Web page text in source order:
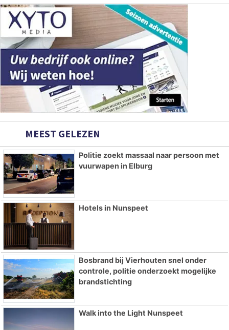
MEEST GELEZEN
Politie zoekt massaal naar persoon met
vuurwapen in Elburg
Hotels in Nunspeet
Bosbrand bij Vierhouten snel onder
controle, politie onderzoekt mogelijke
brandstichting
Walk into the Light Nunspeet